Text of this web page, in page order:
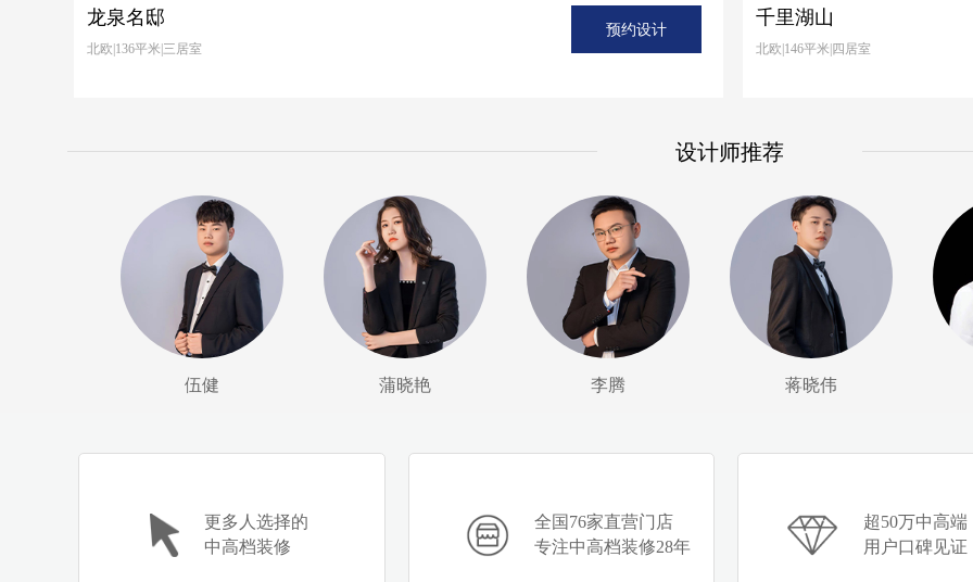
预约设计
龙泉名邸
北欧|136平米|三居室
千里湖山
北欧|146平米|四居室
设计师推荐
伍健 蒲晓艳 李腾 蒋晓伟
更多人选择的
中高档装修
全国76家直营门店
专注中高档装修28年
超50万中高端
用户口碑见证